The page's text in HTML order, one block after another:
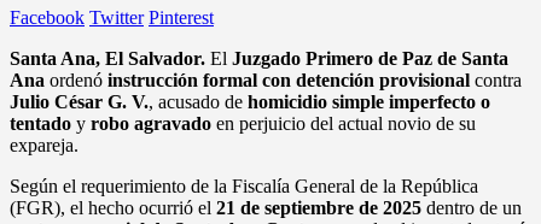
Facebook Twitter Pinterest
Santa Ana, El Salvador. El Juzgado Primero de Paz de Santa
Ana ordenó instrucción formal con detención provisional contra
Julio César G. V., acusado de homicidio simple imperfecto o
tentado y robo agravado en perjuicio del actual novio de su
expareja.
Según el requerimiento de la Fiscalía General de la República
(FGR), el hecho ocurrió el 21 de septiembre de 2025 dentro de un